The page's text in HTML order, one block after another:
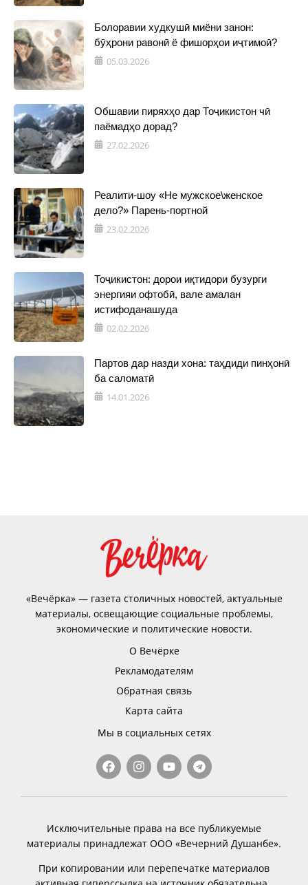
Болоравии худкушӣ миёни занон:
бӯҳрони равонӣ ё фишорҳои иҷтимоӣ?
05.03.2026
Обшавии пиряхҳо дар Тоҷикистон чӣ
паёмадҳо дорад?
27.02.2026
Реалити-шоу «Не мужское\женское
дело?» Парень-портной
23.02.2026
Тоҷикистон: дорои иқтидори бузурги
энергияи офтобӣ, вале амалан
истифоданашуда
02.02.2026
Партов дар назди хона: таҳдиди пинҳонӣ
ба саломатӣ
14.01.2026
«Вечёрка» — газета столичных новостей, актуальные
материалы, освещающие социальные проблемы,
экономические и политические новости.
О Вечёрке
Рекламодателям
Обратная связь
Карта сайта
Мы в социальных сетях
Исключительные права на все публикуемые
материалы принадлежат ООО «Вечерний Душанбе».
При копировании или перепечатке материалов